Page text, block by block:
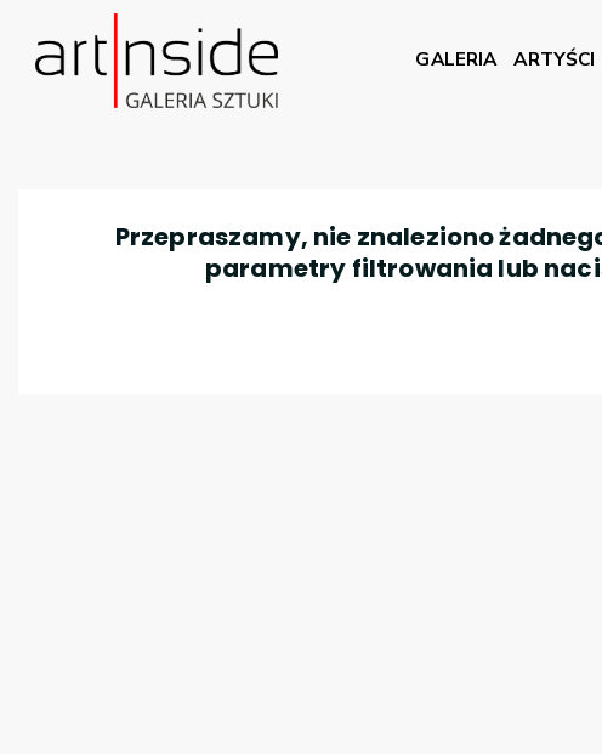
GALERIA ARTYŚCI
Przepraszamy, nie znaleziono
parametry filtrowania lub